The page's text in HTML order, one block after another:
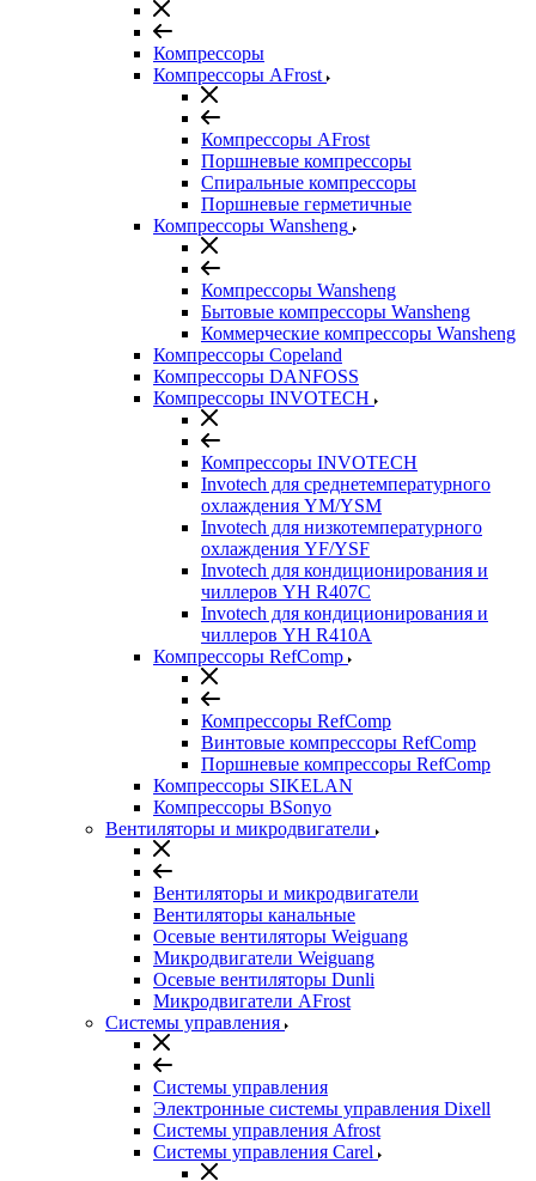
Компрессоры
Компрессоры AFrost
Компрессоры AFrost
Поршневые компрессоры
Спиральные компрессоры
Поршневые герметичные
Компрессоры Wansheng
Компрессоры Wansheng
Бытовые компрессоры Wansheng
Коммерческие компрессоры Wansheng
Компрессоры Copeland
Компрессоры DANFOSS
Компрессоры INVOTECH
Компрессоры INVOTECH
Invotech для среднетемпературного
охлаждения YM/YSM
Invotech для низкотемпературного
охлаждения YF/YSF
Invotech для кондиционирования и
чиллеров YH R407C
Invotech для кондиционирования и
чиллеров YH R410A
Компрессоры RefComp
Компрессоры RefComp
Винтовые компрессоры RefComp
Поршневые компрессоры RefComp
Компрессоры SIKELAN
Компрессоры BSonyo
Вентиляторы и микродвигатели
Вентиляторы и микродвигатели
Вентиляторы канальные
Осевые вентиляторы Weiguang
Микродвигатели Weiguang
Осевые вентиляторы Dunli
Микродвигатели AFrost
Системы управления
Системы управления
Электронные системы управления Dixell
Системы управления Afrost
Системы управления Carel